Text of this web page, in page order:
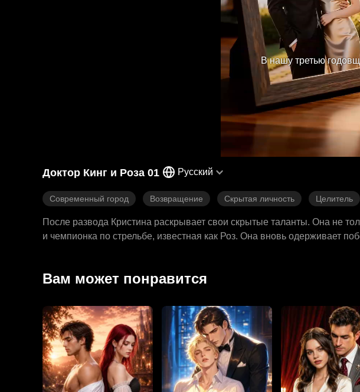
В нашу третью
Доктор Кинг и Роза 01 Русский
Современный город Возвращение Скрытая личность Целитель
После развода Кристина раскрывает свои скрытые таланты. Она не
и чемпионка по стрельбе, известная как Роз. Она вновь одерживает
Вам может понравится